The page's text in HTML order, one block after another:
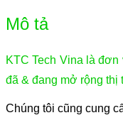
Mô tả
KTC Tech Vina là
đã & đang mở rộng
Chúng tôi cũng cung